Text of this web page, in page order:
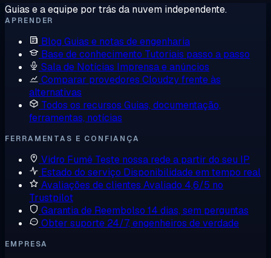
Guias e a equipe por trás da nuvem independente.
APRENDER
Blog Guias e notas de engenharia
Base de conhecimento Tutoriais passo a passo
Sala de Notícias Imprensa e anúncios
Comparar provedores Cloudzy frente às
alternativas
Todos os recursos Guias, documentação,
ferramentas, notícias
FERRAMENTAS E CONFIANÇA
Vidro Fumê Teste nossa rede a partir do seu IP
Estado do serviço Disponibilidade em tempo real
Avaliações de clientes Avaliado 4,6/5 no
Trustpilot
Garantia de Reembolso 14 dias, sem perguntas
Obter suporte 24/7, engenheiros de verdade
EMPRESA